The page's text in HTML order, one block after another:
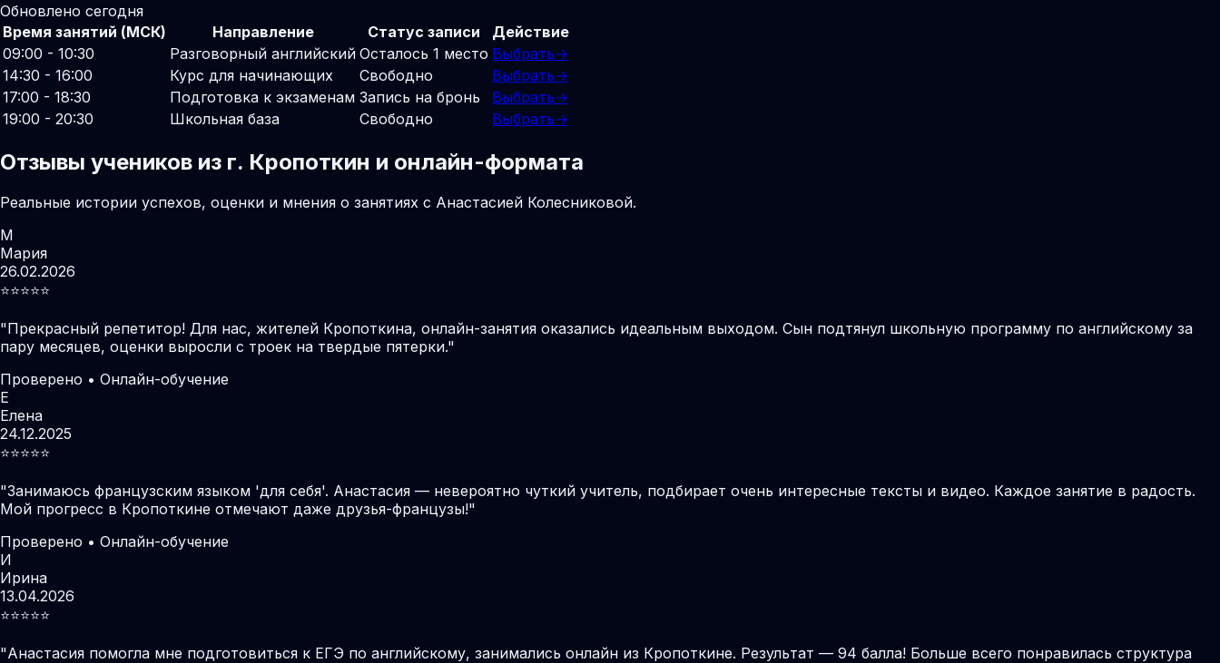
Обновлено сегодня
Время занятий (МСК)
Направление Статус записи
Действие
09:00 - 10:30
Разговорный английский Осталось 1 место Выбрать→
14:30 - 16:00
Курс для начинающих Свободно Выбрать→
17:00 - 18:30
Подготовка к экзаменам Запись на бронь Выбрать→
19:00 - 20:30
Школьная база Свободно Выбрать→
Отзывы учеников из г. Кропоткин и онлайн-формата
Реальные истории успехов, оценки и мнения о занятиях с Анастасией Колесниковой.
М
Мария
26.02.2026
⭐️⭐️⭐️⭐️⭐️
"Прекрасный репетитор! Для нас, жителей Кропоткина, онлайн-занятия оказались идеальным выходом. Сын подтянул школьную программу по английскому за
пару месяцев, оценки выросли с троек на твердые пятерки."
Проверено • Онлайн-обучение
Е
Елена
24.12.2025
⭐️⭐️⭐️⭐️⭐️
"Занимаюсь французским языком 'для себя'. Анастасия — невероятно чуткий учитель, подбирает очень интересные тексты и видео. Каждое занятие в радость.
Мой прогресс в Кропоткине отмечают даже друзья-французы!"
Проверено • Онлайн-обучение
И
Ирина
13.04.2026
⭐️⭐️⭐️⭐️⭐️
"Анастасия помогла мне подготовиться к ЕГЭ по английскому, занимались онлайн из Кропоткине. Результат — 94 балла! Больше всего понравилась структура